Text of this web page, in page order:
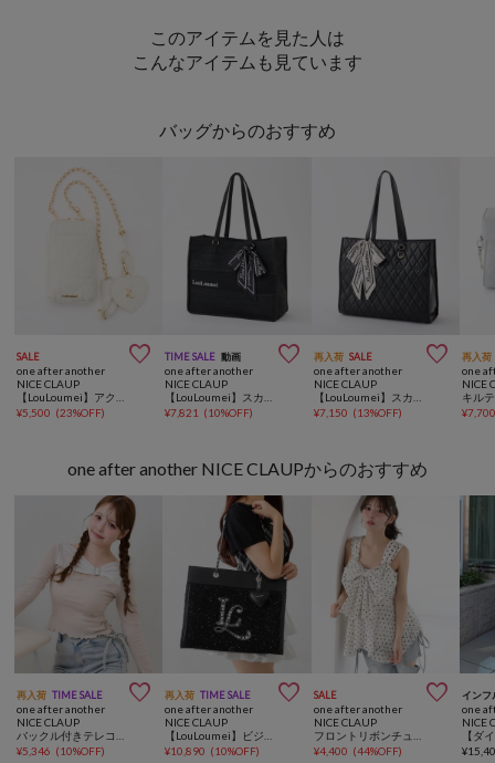
このアイテムを見た人は
こんなアイテムも見ています
バッグからのおすすめ
SALE 
one after another
NICE CLAUP
¥5,500 (23%OFF)
TIME SALE 動画 
one after another
NICE CLAUP
¥7,821 (10%OFF)
再入荷 SALE 
one after another
NICE CLAUP
¥7,150 (13%OFF)
再入荷
one
NICE
¥
one after another NICE CLAUPからのおすすめ
再入荷 TIME SALE 
one after another
NICE CLAUP
¥5,346 (10%OFF)
再入荷 TIME SALE 
one after another
NICE CLAUP
¥10,890 (10%OFF)
SALE 
one after another
NICE CLAUP
¥4,400 (44%OFF)
インフ
one
NICE
¥